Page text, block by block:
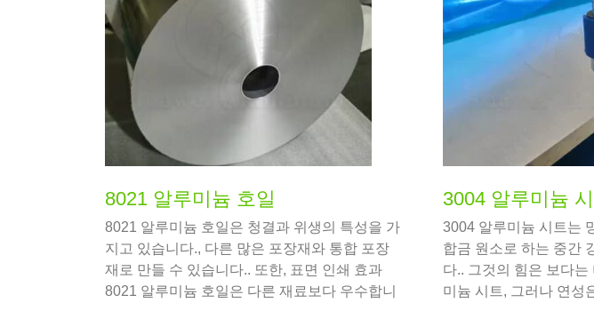
8021 알루미늄 호일
8021 알루미늄 호일은 청결과 위생의 특성을 가
지고 있습니다., 다른 많은 포장재와 통합 포장
재로 만들 수 있습니다.. 또한, 표면 인쇄 효과
8021 알루미늄 호일은 다른 재료보다 우수합니
3004 알루미늄
3004 알루미늄 시트는
합금 원소로 하는 중간
다.. 그것의 힘은 보다
미늄 시트, 그러나 연성